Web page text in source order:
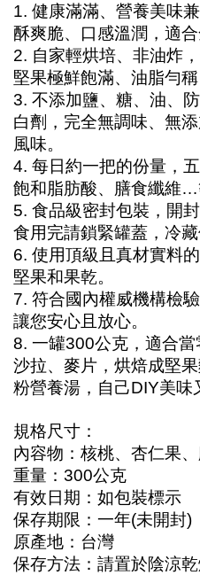
1. 健康滿滿、營養美味
酥爽脆、口感溫潤，適合
2. 自家輕烘培、非油炸
堅果極鮮飽滿、油脂勻
3. 不添加鹽、糖、油、
白劑，完全無調味、無
風味。
4. 每日約一把的份量，
飽和脂肪酸、膳食纖維…
5. 食品級密封包裝，開
食用完請鎖緊罐蓋，冷藏
6. 使用頂級且真材實料
堅果和果乾。
7. 符合國內權威機構檢
讓您安心且放心。
8. 一罐300公克，適合
沙拉、麥片，烘焙成堅
粉營養湯，自己DIY美味
規格尺寸：
內容物：核桃、杏仁果
重量：300公克
有效日期：如包裝標示
保存期限：一年(未開封)
原產地：台灣
保存方法：請置於陰涼